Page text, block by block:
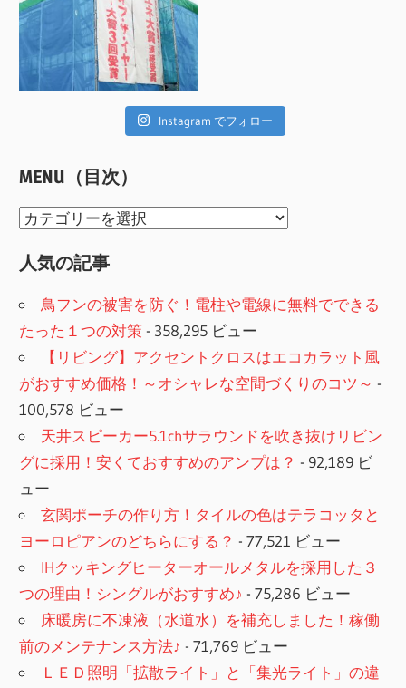
Instagram でフォロー
MENU（目次）
MENU（目
人気の記事
鳥フンの被害を防ぐ！電柱や電線に無料でできる
たった１つの対策 - 358,295 ビュー
【リビング】アクセントクロスはエコカラット風
がおすすめ価格！～オシャレな空間づくりのコツ～ -
100,578 ビュー
天井スピーカー5.1chサラウンドを吹き抜けリビン
グに採用！安くておすすめのアンプは？ - 92,189 ビ
ュー
玄関ポーチの作り方！タイルの色はテラコッタと
ヨーロピアンのどちらにする？ - 77,521 ビュー
IHクッキングヒーターオールメタルを採用した３
つの理由！シングルがおすすめ♪ - 75,286 ビュー
床暖房に不凍液（水道水）を補充しました！稼働
前のメンテナンス方法♪ - 71,769 ビュー
ＬＥＤ照明「拡散ライト」と「集光ライト」の違